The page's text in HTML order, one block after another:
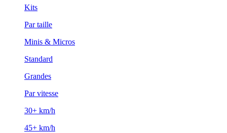
Kits
Par taille
Minis & Micros
Standard
Grandes
Par vitesse
30+ km/h
45+ km/h